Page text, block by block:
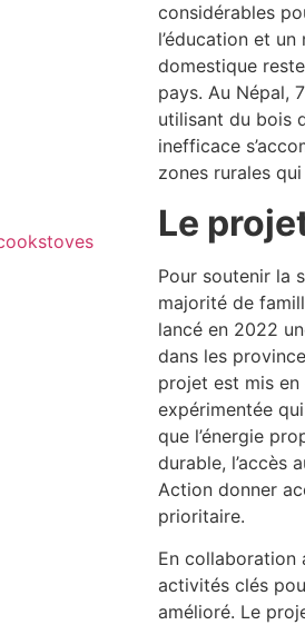
considérables
l’éducation et
domestique
pays. Au Népal,
utilisant du bois
inefficace
zones rurales
Le
Pour soutenir la
majorité de
lancé en 2022
dans les
projet est mis
expérimentée
que l’énergie
durable, l’accès
Action donner
prioritaire.
En collaboration
activités clés
amélioré. Le